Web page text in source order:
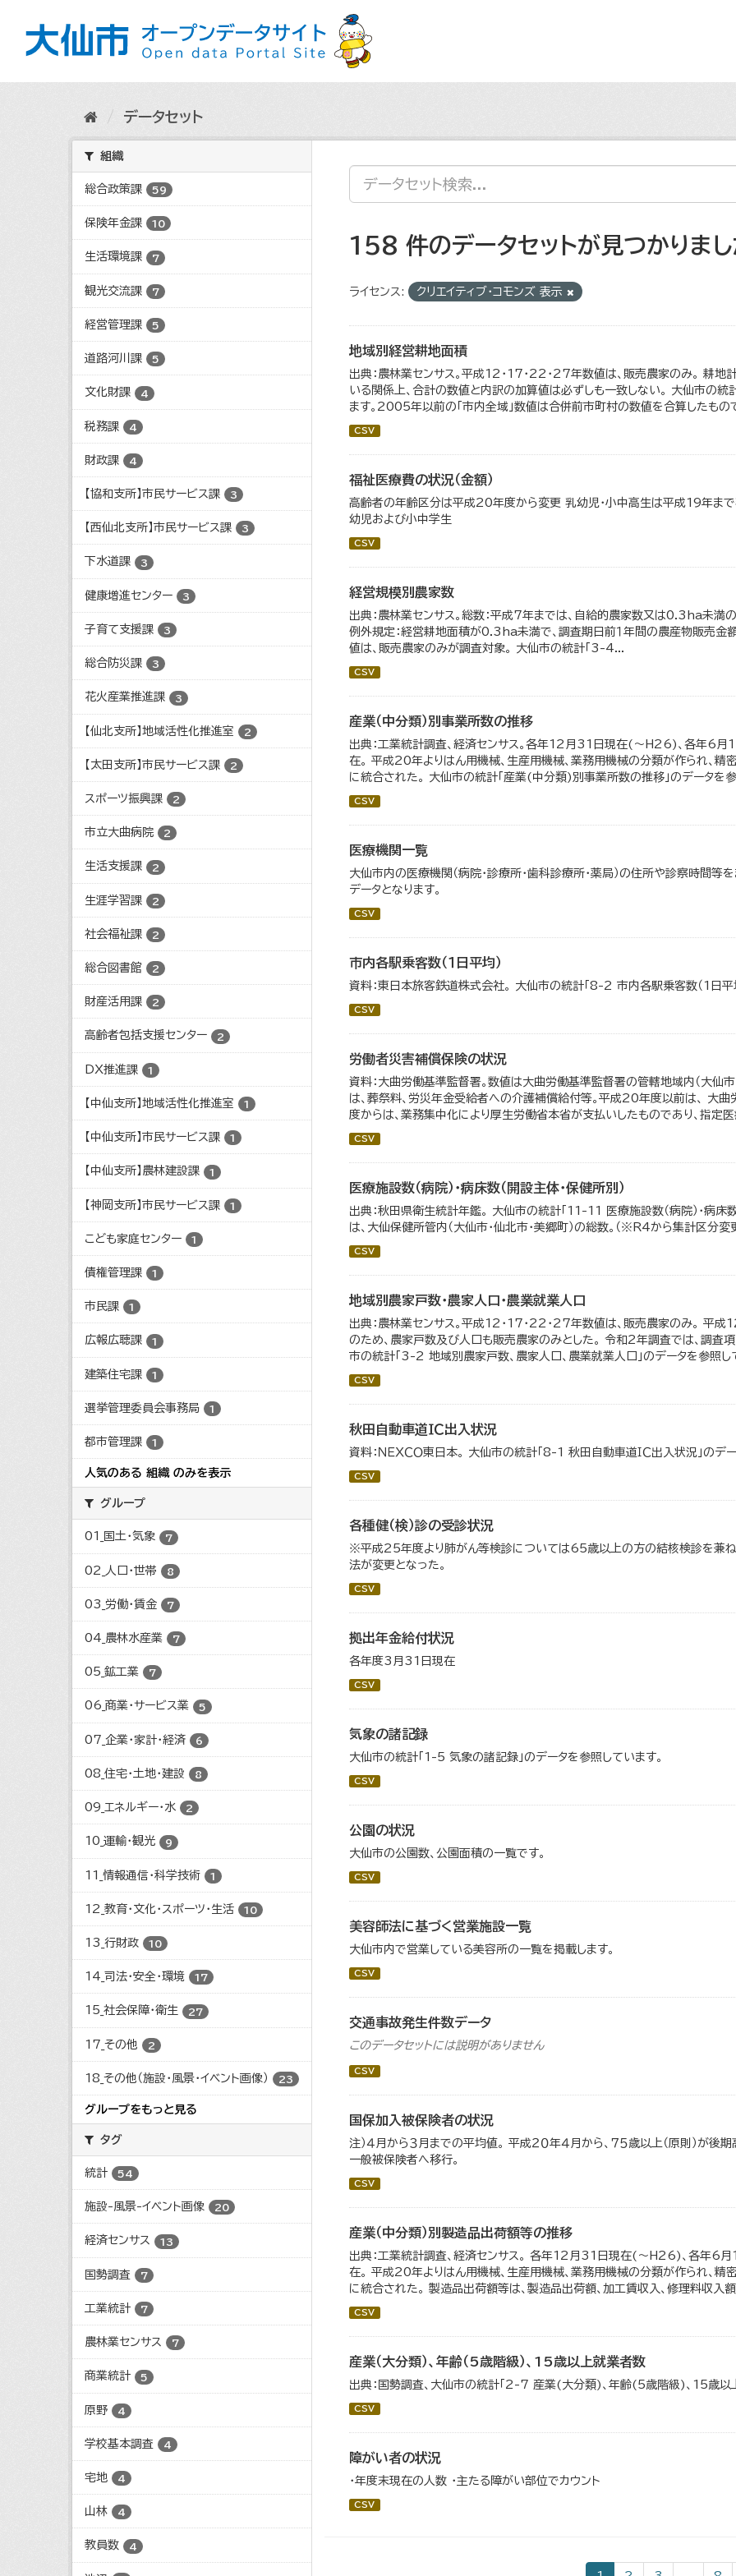
データセット
組織
総合政策課 59
保険年金課 10
生活環境課 7
観光交流課 7
経営管理課 5
道路河川課 5
文化財課 4
税務課 4
財政課 4
【協和支所】市民サービス課 3
【西仙北支所】市民サービス課 3
下水道課 3
健康増進センター 3
子育て支援課 3
総合防災課 3
花火産業推進課 3
【仙北支所】地域活性化推進室 2
【太田支所】市民サービス課 2
スポーツ振興課 2
市立大曲病院 2
生活支援課 2
生涯学習課 2
社会福祉課 2
総合図書館 2
財産活用課 2
高齢者包括支援センター 2
DX推進課 1
【中仙支所】地域活性化推進室 1
【中仙支所】市民サービス課 1
【中仙支所】農林建設課 1
【神岡支所】市民サービス課 1
こども家庭センター 1
債権管理課 1
市民課 1
広報広聴課 1
建築住宅課 1
選挙管理委員会事務局 1
都市管理課 1
人気のある 組織 のみを表示
グループ
01_国土・気象 7
02_人口・世帯 8
03_労働・賃金 7
04_農林水産業 7
05_鉱工業 7
06_商業・サービス業 5
07_企業・家計・経済 6
08_住宅・土地・建設 8
09_エネルギー・水 2
10_運輸・観光 9
11_情報通信・科学技術 1
12_教育・文化・スポーツ・生活 10
13_行財政 10
14_司法・安全・環境 17
15_社会保障・衛生 27
17_その他 2
18_その他（施設・風景・イベント画像） 23
グループをもっと見る
タグ
統計 54
施設-風景-イベント画像 20
経済センサス 13
国勢調査 7
工業統計 7
農林業センサス 7
商業統計 5
原野 4
学校基本調査 4
宅地 4
山林 4
教員数 4
158 件のデータセットが見つかりまし
ライセンス: クリエイティブ・コモンズ 表示
地域別経営耕地面積
出典：農林業センサス。平成12・17・22・27年数値は、販売農家のみ。 耕
いる関係上、合計の数値と内訳の加算値は必ずしも一致しない。 大仙市の
ます。2005年以前の「市内全域」数値は合併前市町村の数値を合算したもの
CSV
福祉医療費の状況（金額）
高齢者の年齢区分は平成20年度から変更 乳幼児・小中高生は平成19年ま
幼児および小中学生
CSV
経営規模別農家数
出典：農林業センサス。総数：平成7年までは、自給的農家数又は0.3ha未満
例外規定：経営耕地面積が0.3ha未満で、調査期日前１年間の農産物販売金
値は、販売農家のみが調査対象。 大仙市の統計「3-4...
CSV
産業（中分類）別事業所数の推移
出典：工業統計調査、経済センサス。各年12月31日現在(～H26)、各年6
在。 平成20年よりはん用機械、生産用機械、業務用機械の分類が作られ、精
に統合された。 大仙市の統計「産業(中分類)別事業所数の推移」のデータを参
CSV
医療機関一覧
大仙市内の医療機関（病院・診療所・歯科診療所・薬局）の住所や診察時間等
データとなります。
CSV
市内各駅乗客数（１日平均）
資料：東日本旅客鉄道株式会社。 大仙市の統計「8-2 市内各駅乗客数（1日平均
CSV
労働者災害補償保険の状況
資料：大曲労働基準監督署。数値は大曲労働基準監督署の管轄地域内（大仙市
は、葬祭料、労災年金受給者への介護補償給付等。平成20年度以前は、 大
度からは、業務集中化により厚生労働省本省が支払いしたものであり、指定
CSV
医療施設数（病院）・病床数（開設主体・保健所別）
出典：秋田県衛生統計年鑑。 大仙市の統計「11-11 医療施設数（病院）・病床
は、大仙保健所管内（大仙市・仙北市・美郷町）の総数。（※R4から集計区分変
CSV
地域別農家戸数・農家人口・農業就業人口
出典：農林業センサス。平成12・17・22・27年数値は、販売農家のみ。 平
のため、農家戸数及び人口も販売農家のみとした。 令和2年調査では、調査項
市の統計「3-2 地域別農家戸数、農家人口、農業就業人口」のデータを参照し
CSV
秋田自動車道ＩＣ出入状況
資料：ＮＥＸＣＯ東日本。 大仙市の統計「8-1 秋田自動車道ＩＣ出入状況」のデ
CSV
各種健（検）診の受診状況
※平成25年度より肺がん等検診については65歳以上の方の結核検診を兼
法が変更となった。
CSV
拠出年金給付状況
各年度3月31日現在
CSV
気象の諸記録
大仙市の統計「1-5 気象の諸記録」のデータを参照しています。
CSV
公園の状況
大仙市の公園数、公園面積の一覧です。
CSV
美容師法に基づく営業施設一覧
大仙市内で営業している美容所の一覧を掲載します。
CSV
交通事故発生件数データ
このデータセットには説明がありません
CSV
国保加入被保険者の状況
注）４月から３月までの平均値。 平成２０年４月から、７５歳以上（原則）が後
一般被保険者へ移行。
CSV
産業（中分類）別製造品出荷額等の推移
出典：工業統計調査、経済センサス。 各年12月31日現在(～H26)、各年6
在。 平成20年よりはん用機械、生産用機械、業務用機械の分類が作られ、精
に統合された。 製造品出荷額等は、製造品出荷額、加工賃収入、修理料収入額
CSV
産業（大分類）、年齢（5歳階級）、15歳以上就業者数
出典：国勢調査、大仙市の統計「2-7 産業(大分類)、年齢(5歳階級)、15歳以
CSV
障がい者の状況
・年度末現在の人数 ・主たる障がい部位でカウント
CSV